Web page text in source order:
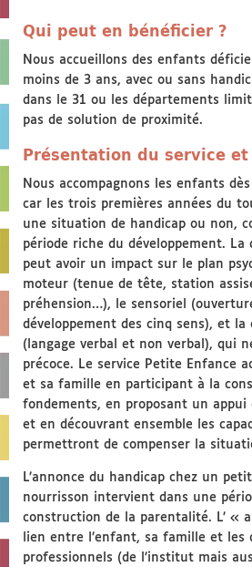
Qui peut en bénéficier ?
Nous accueillons des enfants
moins de 3 ans, avec ou sans
dans le 31 ou les départements
pas de solution de proximité.
Présentation du service
Nous accompagnons les enfants
car les trois premières années du
une situation de handicap ou non,
période riche du développement. La
peut avoir un impact sur le plan
moteur (tenue de tête, station
préhension…), le sensoriel
développement des cinq sens), et la
(langage verbal et non verbal), qui
précoce. Le service Petite Enfance
et sa famille en participant à la
fondements, en proposant un
et en découvrant ensemble les
permettront de compenser la
L’annonce du handicap chez un
nourrisson intervient dans une
construction de la parentalité. L’ «
lien entre l’enfant, sa famille et les
professionnels (de l’institut mais